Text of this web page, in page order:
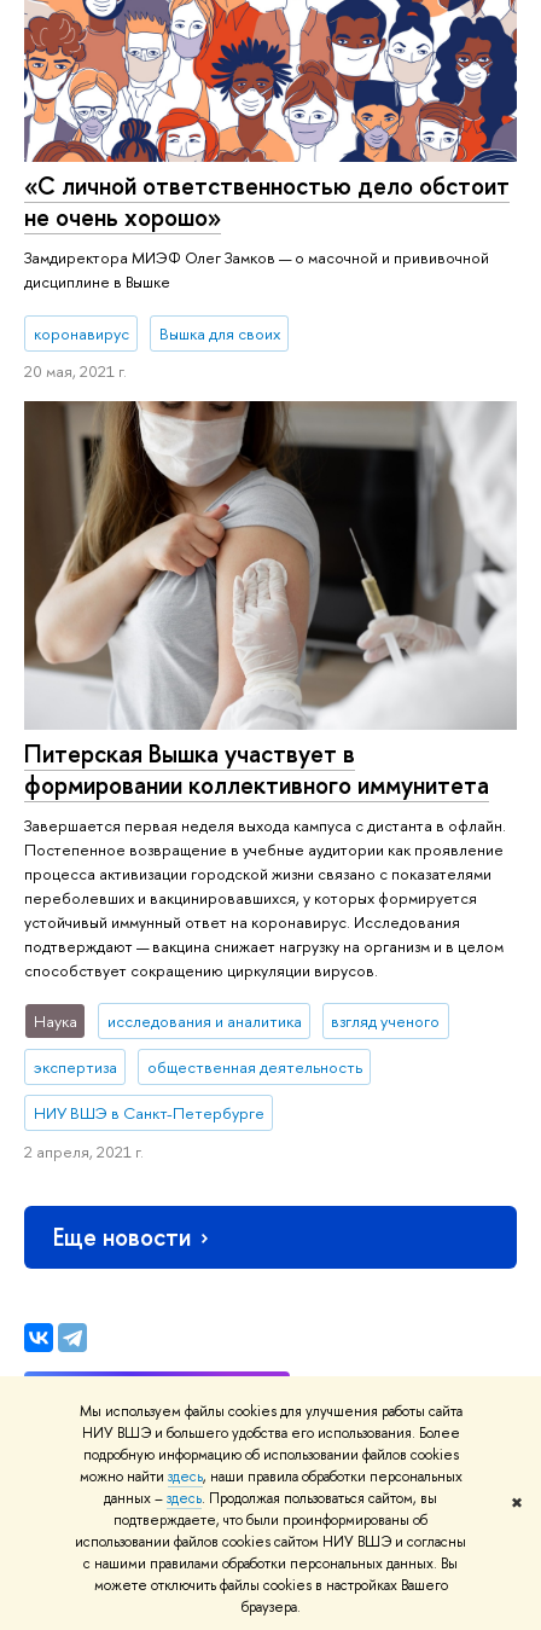
Мы используем файлы cookies для улучшения работы сайта
НИУ ВШЭ и большего удобства его использования. Более
подробную информацию об использовании файлов cookies
можно найти здесь, наши правила обработки персональных
данных –здесь. Продолжая пользоваться сайтом, вы
подтверждаете, что были проинформированы об
использовании файлов cookies сайтом НИУ ВШЭ и согласны
с нашими правилами обработки персональных данных. Вы
можете отключить файлы cookies в настройках Вашего
браузера.
✖
«С личной от­вет­ствен­но­стью дело обстоит
не очень хорошо»
Замдиректора МИЭФ Олег Замков — о масочной и прививочной
дисциплине в Вышке
коронавирус
Вышка для своих
20 мая, 2021 г.
Питерская Вышка участвует в
формировании коллективного иммунитета
Завершается первая неделя выхода кампуса с дистанта в офлайн.
Постепенное возвращение в учебные аудитории как проявление
процесса активизации городской жизни связано с показателями
переболевших и вакцинировавшихся, у которых формируется
устойчивый иммунный ответ на коронавирус. Исследования
подтверждают — вакцина снижает нагрузку на организм и в целом
способствует сокращению циркуляции вирусов.
Наука исследования и аналитика взгляд ученого
экспертиза общественная деятельность
НИУ ВШЭ в Санкт-Петербурге
2 апреля, 2021 г.
Еще новости
опечатку?
Выделите её, нажмите Ctrl+Enter и отправьте нам
уведомление. Спасибо за участие!